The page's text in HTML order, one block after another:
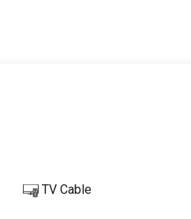
TV Cable